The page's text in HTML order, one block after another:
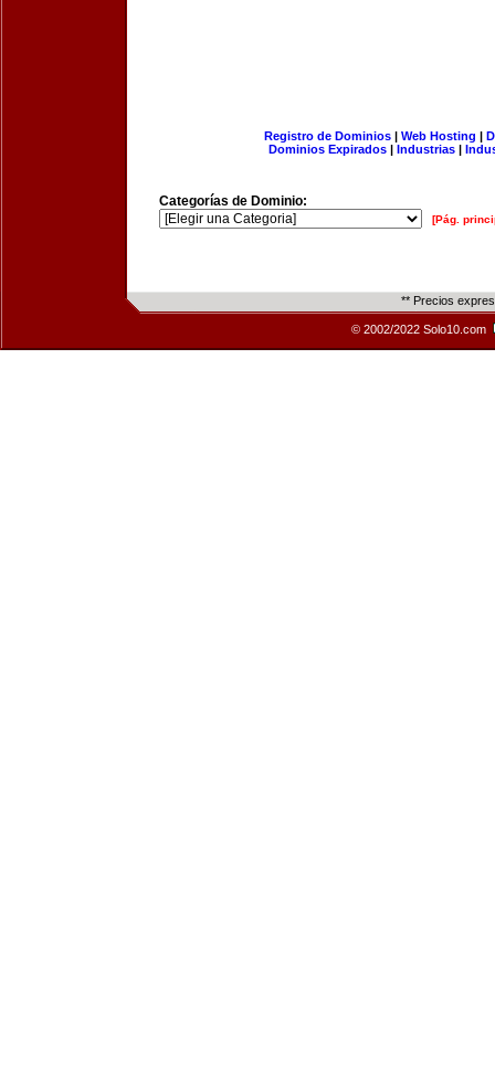
Registro de Dominios| Web Hosting |
Dominios Expirados | Industrias |
Categorías de Dominio:
[Pág.
** Precios
© 2002/2022 Solo10.com